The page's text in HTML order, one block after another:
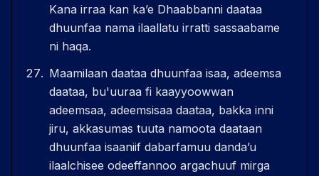
Kana irraa kan kaʼe Dhaabbanni daataa
dhuunfaa nama ilaallatu irratti sassaabame
ni haqa.
Maamilaan daataa dhuunfaa isaa, adeemsa
daataa, bu'uuraa fi kaayyoowwan
adeemsaa, adeemsisaa daataa, bakka inni
jiru, akkasumas tuuta namoota daataan
dhuunfaa isaaniif dabarfamuu dandaʼu
ilaalchisee odeeffannoo argachuuf mirga